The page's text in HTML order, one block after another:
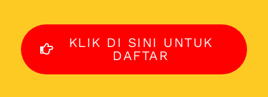
APA KATA MEREKA
YANG SUDAH